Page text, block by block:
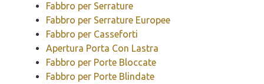
Fabbro per Serrature
Fabbro per Serrature Europee
Fabbro per Casseforti
Apertura Porta Con Lastra
Fabbro per Porte Bloccate
Fabbro per Porte Blindate